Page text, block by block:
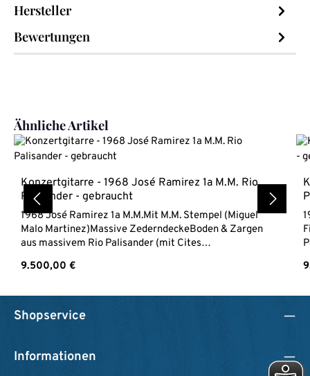
Hersteller
Bewertungen
Produktgalerie überspringen
Ähnliche Artikel
Konzertgitarre - 1968 José Ramirez 1a M.M. Rio
Palisander - gebraucht
1968 José Ramirez 1a M.M.Mit M.M. Stempel (Miguel
Malo Martinez)Massive ZederndeckeBoden & Zargen
aus massivem Rio Palisander (mit Cites
GriffbrettSattelbreite 54 mmMensur 665 mminkl.
Regulärer Preis:
9.500,00 €
Shopservice
Informationen